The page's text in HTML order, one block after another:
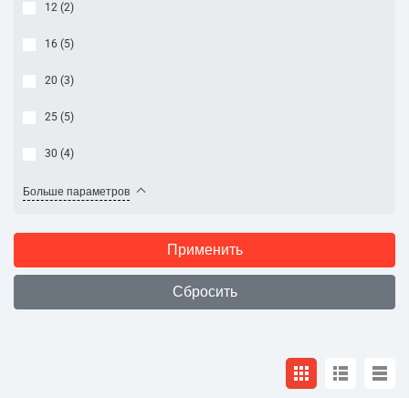
12 (2)
16 (5)
20 (3)
25 (5)
30 (4)
Больше параметров